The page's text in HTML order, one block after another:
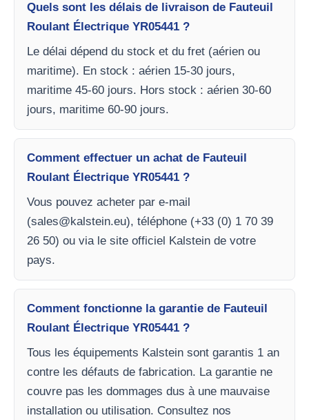
Quels sont les délais de livraison de Fauteuil
Roulant Électrique YR05441 ?
Le délai dépend du stock et du fret (aérien ou
maritime). En stock : aérien 15-30 jours,
maritime 45-60 jours. Hors stock : aérien 30-60
jours, maritime 60-90 jours.
Comment effectuer un achat de Fauteuil
Roulant Électrique YR05441 ?
Vous pouvez acheter par e-mail
(sales@kalstein.eu), téléphone (+33 (0) 1 70 39
26 50) ou via le site officiel Kalstein de votre
pays.
Comment fonctionne la garantie de Fauteuil
Roulant Électrique YR05441 ?
Tous les équipements Kalstein sont garantis 1 an
contre les défauts de fabrication. La garantie ne
couvre pas les dommages dus à une mauvaise
installation ou utilisation. Consultez nos